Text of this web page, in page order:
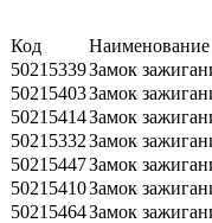
Код
Наименование
50215339Замок
50215403Замок
50215414Замок
50215332Замок
50215447Замок
50215410Замок
50215464Замок